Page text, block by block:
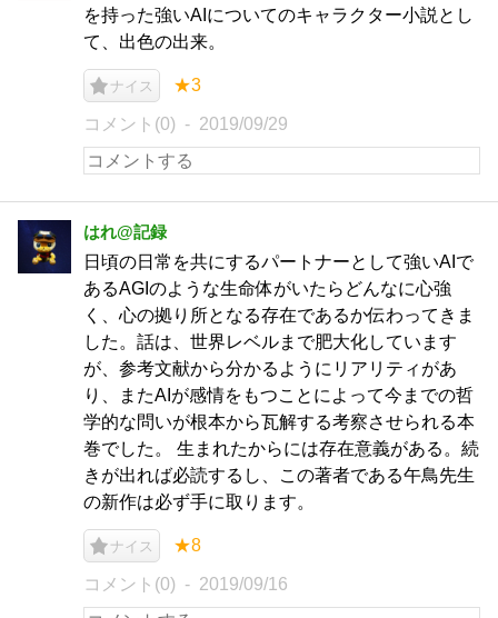
を持った強いAIについてのキャラクター小説とし
て、出色の出来。
ナイス ★3
コメント(0) 2019/09/29
はれ@記録
日頃の日常を共にするパートナーとして強いAIで
あるAGIのような生命体がいたらどんなに心強
く、心の拠り所となる存在であるか伝わってきま
した。話は、世界レベルまで肥大化しています
が、参考文献から分かるようにリアリティがあ
り、またAIが感情をもつことによって今までの哲
学的な問いが根本から瓦解する考察させられる本
巻でした。 生まれたからには存在意義がある。続
きが出れば必読するし、この著者である午鳥先生
の新作は必ず手に取ります。
ナイス ★8
コメント(0) 2019/09/16